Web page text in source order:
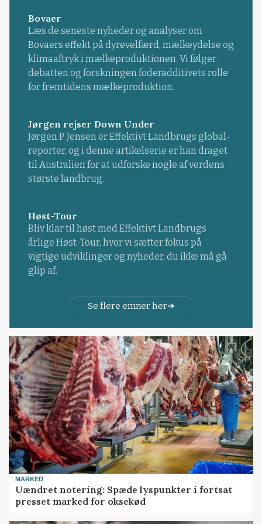
Bovaer
Læs de seneste nyheder og analyser om
Bovaers effekt på dyrevelfærd, mælkeydelse og
klimaaftryk i mælkeproduktionen. Vi følger
debatten og forskningen foderadditivets rolle
for fremtidens mælkeproduktion.
Jørgen rejser Down Under
Jørgen P. Jensen er Effektivt Landbrugs global-
reporter, og i denne artikelserie er han draget
til Australien for at udforske nogle af verdens
største landbrug.
Høst-Tour
Bliv klar til høst med Effektivt Landbrugs
årlige Høst-Tour, hvor vi sætter fokus på
vigtige udviklinger og nyheder, du ikke må gå
glip af.
Se flere emner her
MARKED
Uændret notering: Spæde lyspunkter i fortsat
presset marked for oksekød